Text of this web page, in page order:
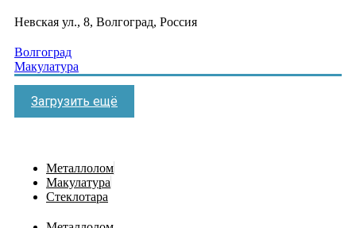
Невская ул., 8, Волгоград, Россия
Волгоград
Макулатура
Загрузить ещё
Металлолом
Макулатура
Стеклотара